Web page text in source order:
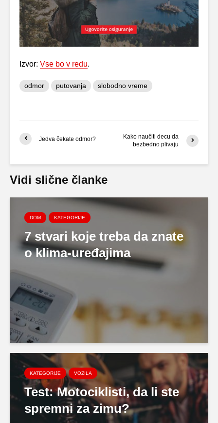
Izvor: Vse bo v redu.
odmor putovanja slobodno vreme
Jedva čekate odmor?
Kako naučiti decu da
bezbedno plivaju
Vidi slične članke
DOM KATEGORIJE
7 stvari koje treba da znate
o klima-uređajima
KATEGORIJE VOZILA
Test: Motociklisti, da li ste
spremni za zimu?